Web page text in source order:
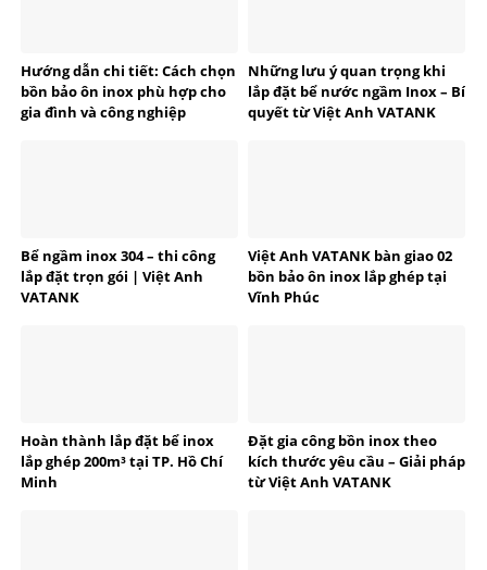
Hướng dẫn chi tiết: Cách chọn
bồn bảo ôn inox phù hợp cho
gia đình và công nghiệp
Những lưu ý quan trọng khi
lắp đặt bể nước ngầm Inox – Bí
quyết từ Việt Anh VATANK
Bể ngầm inox 304 – thi công
lắp đặt trọn gói | Việt Anh
VATANK
Việt Anh VATANK bàn giao 02
bồn bảo ôn inox lắp ghép tại
Vĩnh Phúc
Hoàn thành lắp đặt bể inox
lắp ghép 200m³ tại TP. Hồ Chí
Minh
Đặt gia công bồn inox theo
kích thước yêu cầu – Giải pháp
từ Việt Anh VATANK